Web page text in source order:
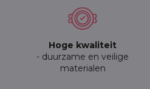
Hoge kwaliteit
- duurzame en veilige
materialen